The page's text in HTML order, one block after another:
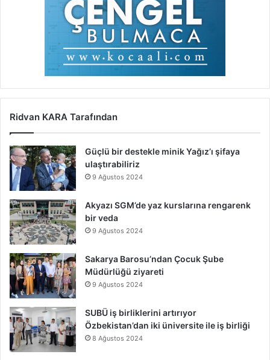
Ridvan KARA Tarafından
Güçlü bir destekle minik Yağız’ı şifaya
ulaştırabiliriz
9 Ağustos 2024
Akyazı SGM’de yaz kurslarına rengarenk
bir veda
9 Ağustos 2024
Sakarya Barosu’ndan Çocuk Şube
Müdürlüğü ziyareti
9 Ağustos 2024
SUBÜ iş birliklerini artırıyor
Özbekistan’dan iki üniversite ile iş birliği
8 Ağustos 2024